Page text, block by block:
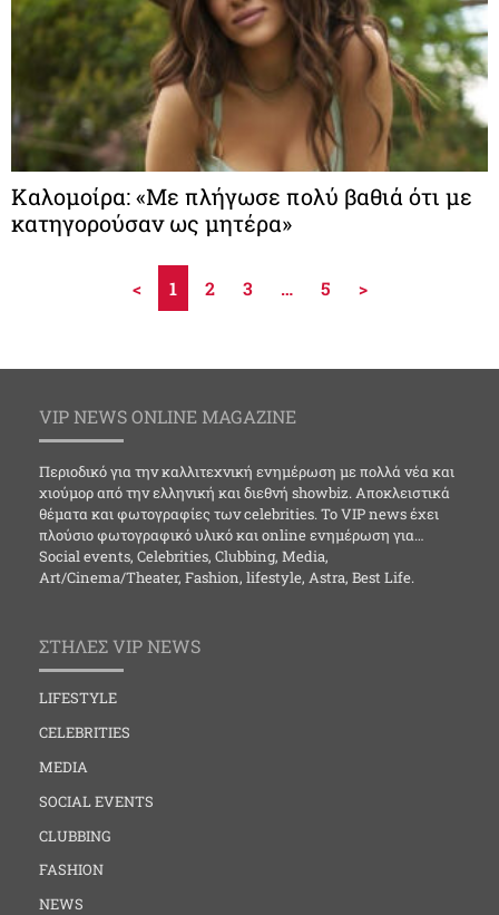
Καλομοίρα: «Με πλήγωσε πολύ βαθιά ότι με
κατηγορούσαν ως μητέρα»
< 1 2 3 … 5 >
VIP NEWS ONLINE MAGAZINE
Περιοδικό για την καλλιτεχνική ενημέρωση με πολλά νέα και
χιούμορ από την ελληνική και διεθνή showbiz. Αποκλειστικά
θέματα και φωτογραφίες των celebrities. Το VIP news έχει
πλούσιο φωτογραφικό υλικό και online ενημέρωση για…
Social events, Celebrities, Clubbing, Media,
Art/Cinema/Theater, Fashion, lifestyle, Astra, Best Life.
ΣΤΗΛΕΣ VIP NEWS
LIFESTYLE
CELEBRITIES
MEDIA
SOCIAL EVENTS
CLUBBING
FASHION
NEWS